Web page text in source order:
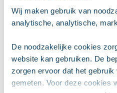
Wij maken gebruik van
analytische, analytische,
De noodzakelijke cookies
website kan gebruiken. De
zorgen ervoor dat het
gemeten. Voor deze cookies
Door een teveel aan rode
stroperig worden. Er kan
kunnen leiden tot een
ook voor extra belasting van
Dopinglijst